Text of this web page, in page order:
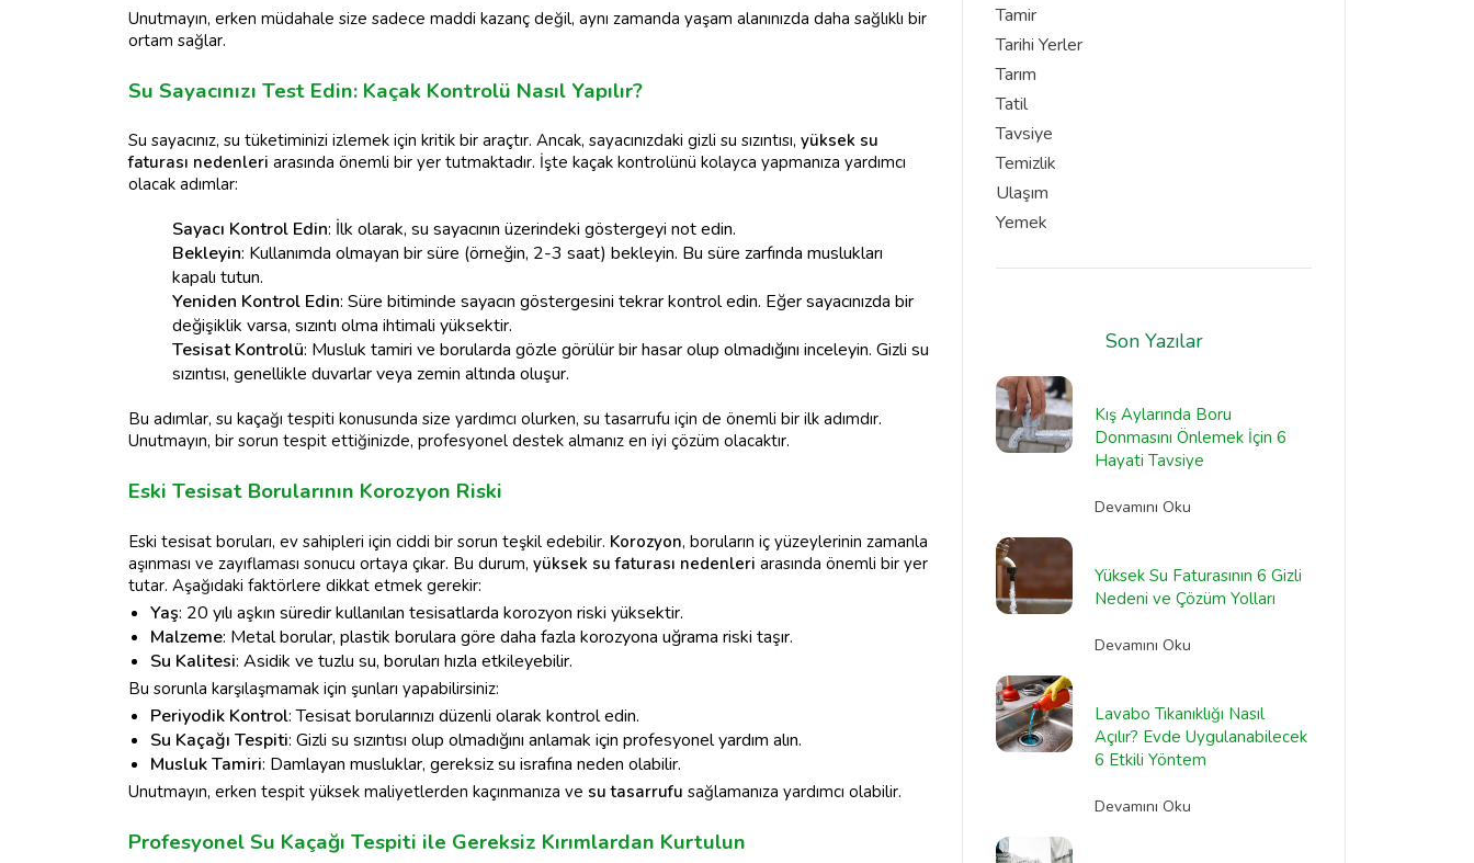
Unutmayın, erken müdahale size sadece maddi kazanç değil, aynı zamanda yaşam alanınızda daha sağlıklı bir
ortam sağlar.
Su Sayacınızı Test Edin: Kaçak Kontrolü Nasıl Yapılır?
Su sayacınız, su tüketiminizi izlemek için kritik bir araçtır. Ancak, sayacınızdaki gizli su sızıntısı, yüksek su
faturası nedenleri arasında önemli bir yer tutmaktadır. İşte kaçak kontrolünü kolayca yapmanıza yardımcı
olacak adımlar:
Sayacı Kontrol Edin: İlk olarak, su sayacının üzerindeki göstergeyi not edin.
Bekleyin: Kullanımda olmayan bir süre (örneğin, 2-3 saat) bekleyin. Bu süre zarfında muslukları
kapalı tutun.
Yeniden Kontrol Edin: Süre bitiminde sayacın göstergesini tekrar kontrol edin. Eğer sayacınızda bir
değişiklik varsa, sızıntı olma ihtimali yüksektir.
Tesisat Kontrolü: Musluk tamiri ve borularda gözle görülür bir hasar olup olmadığını inceleyin. Gizli su
sızıntısı, genellikle duvarlar veya zemin altında oluşur.
Bu adımlar, su kaçağı tespiti konusunda size yardımcı olurken, su tasarrufu için de önemli bir ilk adımdır.
Unutmayın, bir sorun tespit ettiğinizde, profesyonel destek almanız en iyi çözüm olacaktır.
Eski Tesisat Borularının Korozyon Riski
Eski tesisat boruları, ev sahipleri için ciddi bir sorun teşkil edebilir. Korozyon, boruların iç yüzeylerinin zamanla
aşınması ve zayıflaması sonucu ortaya çıkar. Bu durum, yüksek su faturası nedenleri arasında önemli bir yer
tutar. Aşağıdaki faktörlere dikkat etmek gerekir:
Yaş: 20 yılı aşkın süredir kullanılan tesisatlarda korozyon riski yüksektir.
Malzeme: Metal borular, plastik borulara göre daha fazla korozyona uğrama riski taşır.
Su Kalitesi: Asidik ve tuzlu su, boruları hızla etkileyebilir.
Bu sorunla karşılaşmamak için şunları yapabilirsiniz:
Periyodik Kontrol: Tesisat borularınızı düzenli olarak kontrol edin.
Su Kaçağı Tespiti: Gizli su sızıntısı olup olmadığını anlamak için profesyonel yardım alın.
Musluk Tamiri: Damlayan musluklar, gereksiz su israfına neden olabilir.
Unutmayın, erken tespit yüksek maliyetlerden kaçınmanıza ve su tasarrufu sağlamanıza yardımcı olabilir.
Profesyonel Su Kaçağı Tespiti ile Gereksiz Kırımlardan Kurtulun
Tamir
Tarihi Yerler
Tarım
Tatil
Tavsiye
Temizlik
Ulaşım
Yemek
Son Yazılar
Kış Aylarında Boru
Donmasını Önlemek İçin 6
Hayati Tavsiye
Devamını Oku
Yüksek Su Faturasının 6 Gizli
Nedeni ve Çözüm Yolları
Devamını Oku
Lavabo Tıkanıklığı Nasıl
Açılır? Evde Uygulanabilecek
6 Etkili Yöntem
Devamını Oku